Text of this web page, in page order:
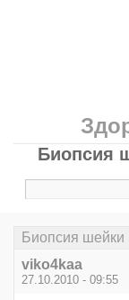
Биопсия
Биопсия шейки
viko4kaa
27.10.2010 - 09:55